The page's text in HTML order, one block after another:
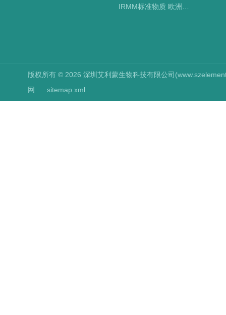
版权所有 © 2026 深圳艾利蒙生物科技有限公司
网
sitemap.xml